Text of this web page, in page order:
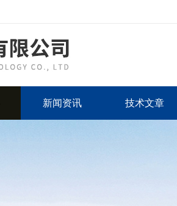
新闻资讯 技术文章